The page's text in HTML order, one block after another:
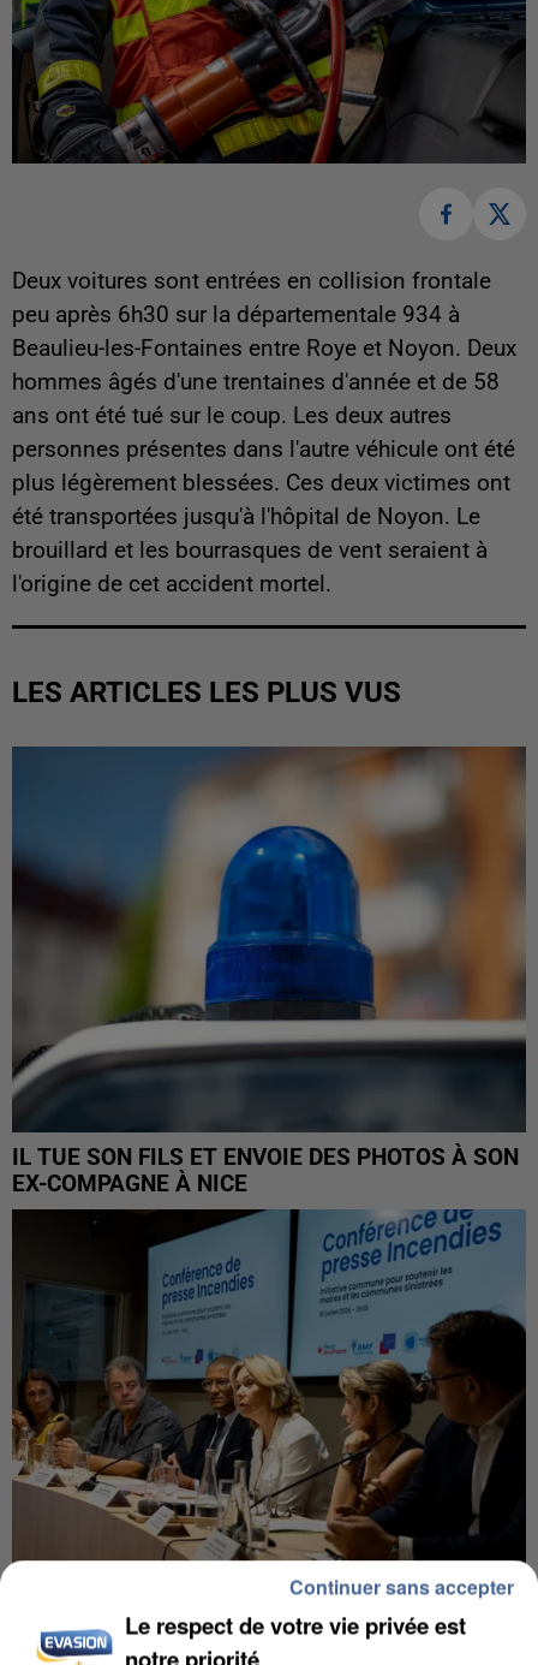
Deux voitures sont entrées en collision frontale
peu après 6h30 sur la départementale 934 à
Beaulieu-les-Fontaines entre Roye et Noyon. Deux
hommes âgés d'une trentaines d'année et de 58
ans ont été tué sur le coup. Les deux autres
personnes présentes dans l'autre véhicule ont été
plus légèrement blessées. Ces deux victimes ont
été transportées jusqu'à l'hôpital de Noyon. Le
brouillard et les bourrasques de vent seraient à
l'origine de cet accident mortel.
LES ARTICLES LES PLUS VUS
IL TUE SON FILS ET ENVOIE DES PHOTOS À SON
EX-COMPAGNE À NICE
INCENDIES : L’ÎLE-DE-FRANCE LANCE UN ÉLAN
DE SOLIDARITÉ AVEC LES...
Le respect de votre vie privée est
notre priorité
Continuer sans accepter